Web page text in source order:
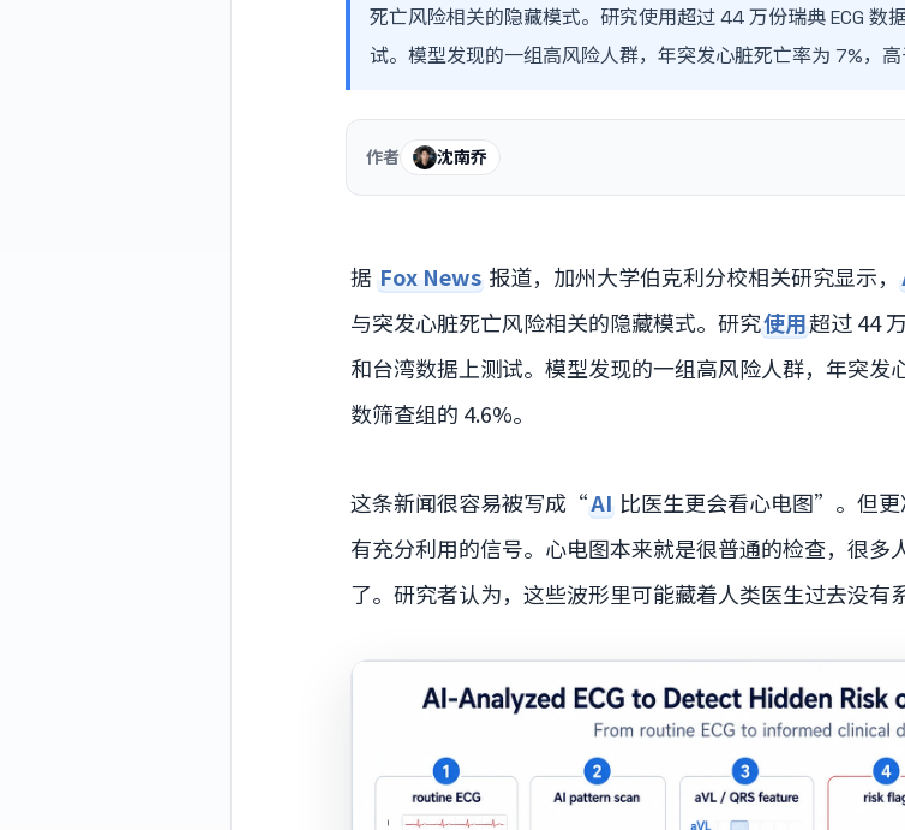
死亡风险相关的隐藏模式。研究使用超过 44 万份瑞典 ECG 数
试。模型发现的一组高风险人群，年突发心脏死亡率为 7%，
作者 沈南乔
据 Fox News 报道，加州大学伯克利分校相关研究显示，
与突发心脏死亡风险相关的隐藏模式。研究使用超过 44
和台湾数据上测试。模型发现的一组高风险人群，年突
数筛查组的 4.6%。
这条新闻很容易被写成“AI 比医生更会看心电图”。但更
有充分利用的信号。心电图本来就是很普通的检查，很多
了。研究者认为，这些波形里可能藏着人类医生过去没有